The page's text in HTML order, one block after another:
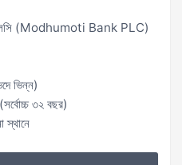
(Modhumoti Bank PLC)
ভিন্ন)
৩২ বছর)
স্থানে